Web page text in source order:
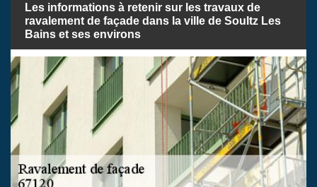
Les informations à retenir sur les travaux de
ravalement de façade dans la ville de Soultz Les
Bains et ses environs